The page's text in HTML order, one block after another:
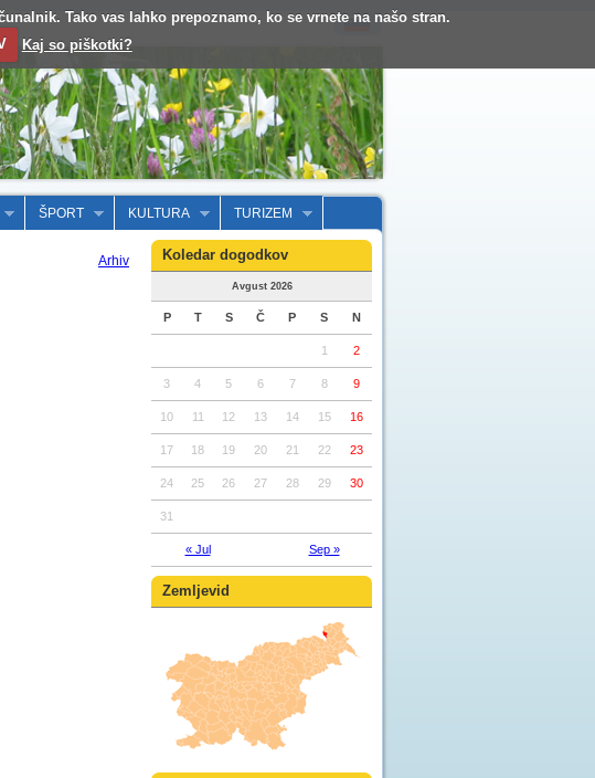
Tako vas lahko prepoznamo, ko se vrnete na našo stran.
Kaj so piškotki?
ŠPORT KULTURA TURIZEM
Arhiv Koledar dogodkov
Avgust 2026
P T S Č P S N
« Jul Sep »
1 2
3 4 5 6 7 8 9
10 11 12 13 14 15 16
17 18 19 20 21 22 23
24 25 26 27 28 29 30
31
Zemljevid